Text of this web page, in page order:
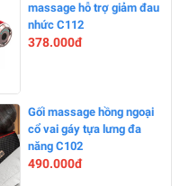
massage hỗ trợ giảm đau
nhức C112
378.000đ
Gối massage hồng ngoại
cổ vai gáy tựa lưng đa
năng C102
490.000đ